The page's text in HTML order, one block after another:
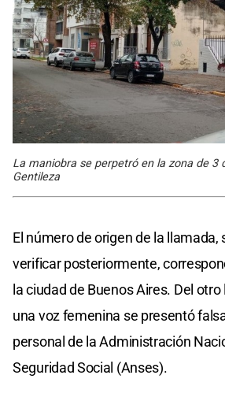
La maniobra se perpetró en la zona de 3
Gentileza
El número de origen de la llamada,
verificar posteriormente,
la ciudad de Buenos Aires. Del otro
una voz femenina se presentó
personal de la Administración
Seguridad Social (Anses).